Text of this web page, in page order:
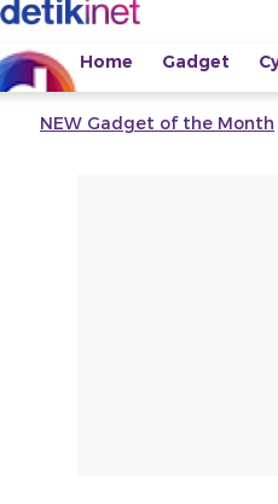
Home Gadget
NEW Gadget of the Month